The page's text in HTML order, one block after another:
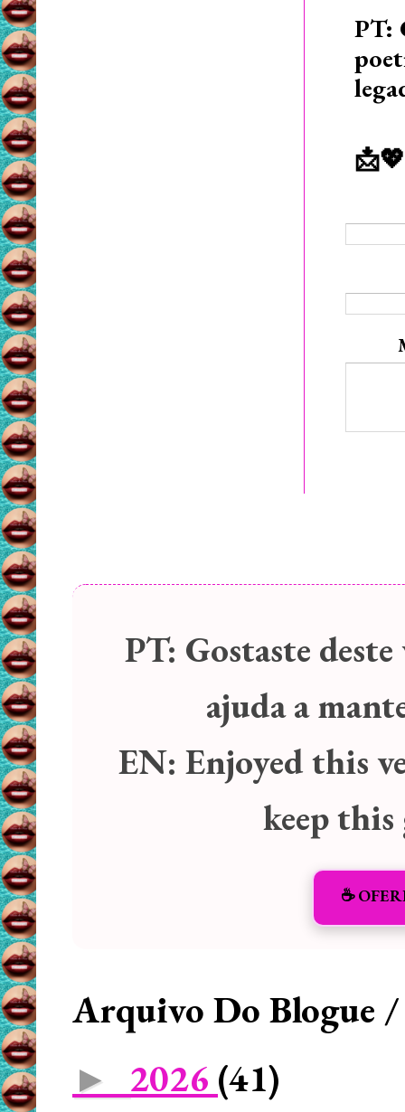
PT:
PT: Gostaste
ajuda a
EN: Enjoyed this
keep
☕️
Arquivo Do Blogue
► 2026 (41)